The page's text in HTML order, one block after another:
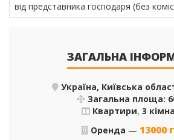
від представника господаря (без
ЗАГАЛЬНА
Україна, Київська
Загальна площа:
Квартири, 3
Оренда — 13000